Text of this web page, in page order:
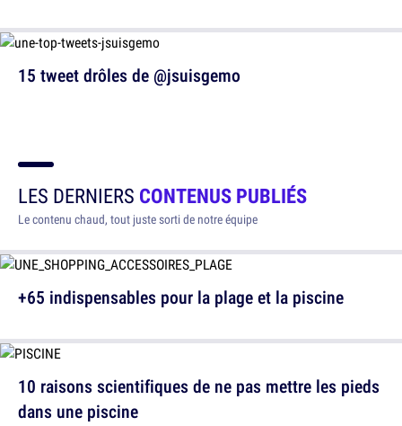
15 tweet drôles de @jsuisgemo
LES DERNIERS CONTENUS PUBLIÉS
Le contenu chaud, tout juste sorti de notre équipe
+65 indispensables pour la plage et la piscine
10 raisons scientifiques de ne pas mettre les pieds
dans une piscine